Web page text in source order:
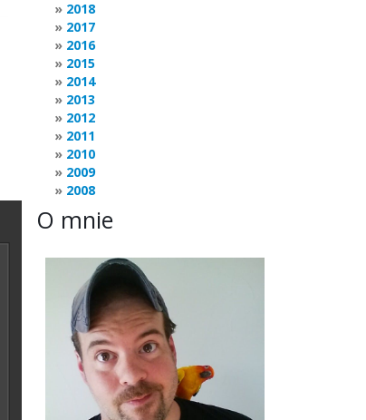
2018
2017
2016
2015
2014
2013
2012
2011
2010
2009
2008
O mnie